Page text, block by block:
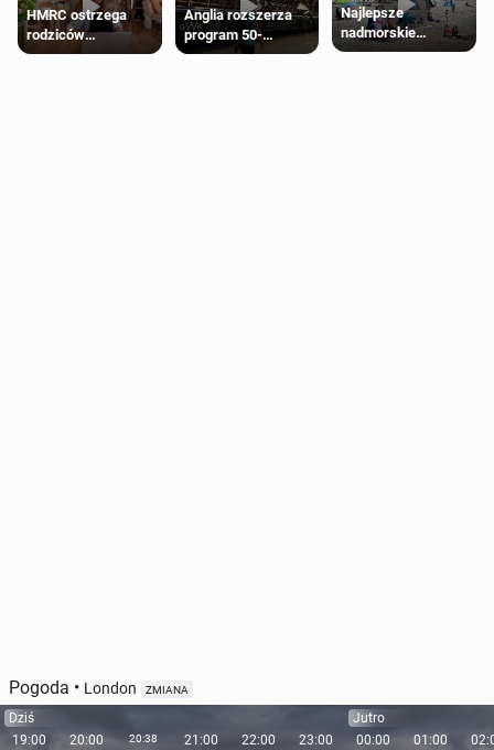
HMRC ostrzega
rodziców
pobierających Child
Anglia rozszerza
program 50-
procentowych
Najlepsze
nadmorskie
miasteczko blisko
Pogoda • London ZMIANA
Dziś
19:00
20:00 20:38 21:00 22:00 23:00
Jutro
00:00
01:00